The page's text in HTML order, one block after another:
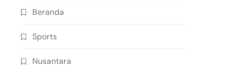
Beranda
Sports
Nusantara